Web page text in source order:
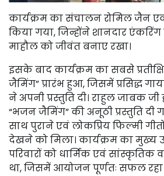
कार्यक्रम का संचालन रोमिल जैन एवं
किया गया, जिन्होंने शानदार
माहौल को जीवंत बनाए रखा।
इसके बाद कार्यक्रम का सबसे
जैमिंग” प्रारंभ हुआ, जिसमें प्रसिद्ध
ने अपनी प्रस्तुति दी। राहुल जाबक जी
“भजन जैमिंग” की अनूठी प्रस्तुति दी
साथ पुराने एवं लोकप्रिय फिल्मी
देखने को मिला। कार्यक्रम का मुख्य
परिवारों को धार्मिक एवं सांस्कृतिक
था, जिसमें आयोजन पूर्णतः सफल